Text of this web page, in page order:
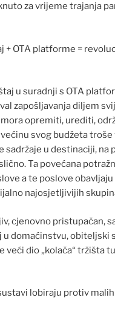
za vrijeme trajanja
+ OTA platforme =
u suradnji s OTA
zapošljavanja diljem
opremiti, urediti,
svog budžeta troše
sadržaje u destinaciji, na
Ta povećana
a te poslove
najosjetljivijih
cjenovno pristupačan,
u domaćinstvu, obiteljski
veći dio „kolača“ tržišta
lobiraju protiv malih